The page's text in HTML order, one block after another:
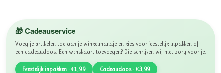
🎁 Cadeauservice
Voeg je artikelen toe aan je winkelmandje en kies voor feestelijk inpakken of
een cadeaudoos. Een wenskaart toevoegen? Die schrijven wij met zorg voor je.
Feestelijk inpakken · €1,99 Cadeaudoos · €3,99